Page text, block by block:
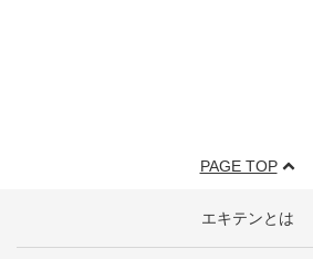
PAGE TOP
エキテンとは